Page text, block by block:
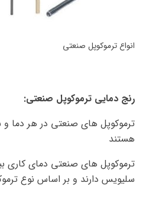
انواع ترموکوپل صنعتی
رنج دمایی ترموکوپل صنعتی:
ترموکوپل های صنعتی در هر دما و
هستند
سلیویس دارند و بر اساس نوع